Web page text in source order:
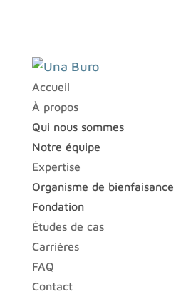
Accueil
À propos
Qui nous sommes
Notre équipe
Expertise
Organisme de bienfaisance
Fondation
Études de cas
Carrières
FAQ
Contact